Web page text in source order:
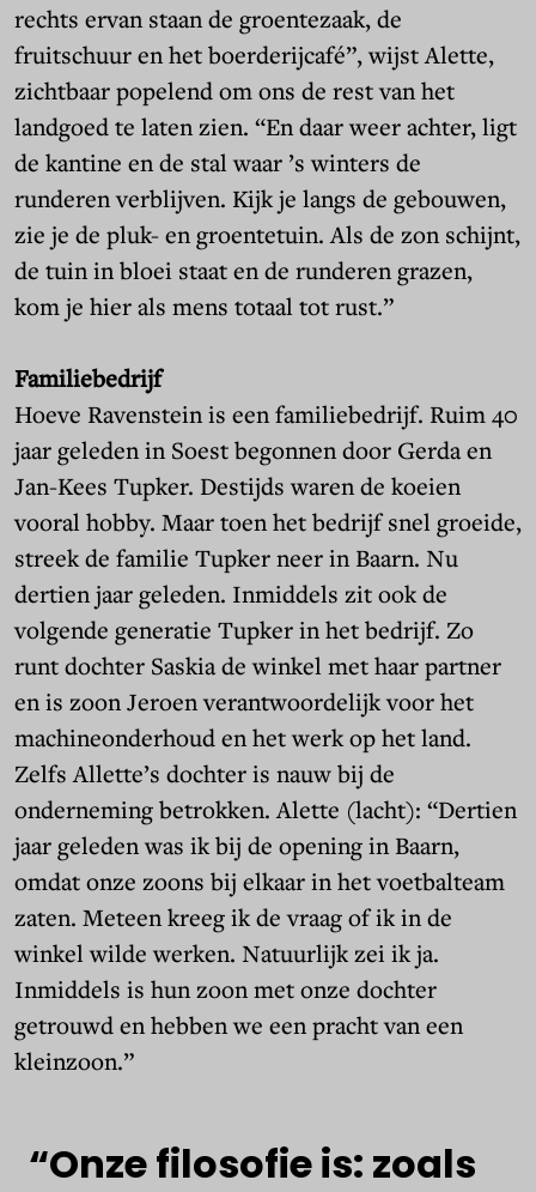
rechts ervan staan de groentezaak, de
fruitschuur en het boerderijcafé”, wijst Alette,
zichtbaar popelend om ons de rest van het
landgoed te laten zien. “En daar weer achter, ligt
de kantine en de stal waar ’s winters de
runderen verblijven. Kijk je langs de gebouwen,
zie je de pluk- en groentetuin. Als de zon schijnt,
de tuin in bloei staat en de runderen grazen,
kom je hier als mens totaal tot rust.”
Familiebedrijf
Hoeve Ravenstein is een familiebedrijf. Ruim 40
jaar geleden in Soest begonnen door Gerda en
Jan-Kees Tupker. Destijds waren de koeien
vooral hobby. Maar toen het bedrijf snel groeide,
streek de familie Tupker neer in Baarn. Nu
dertien jaar geleden. Inmiddels zit ook de
volgende generatie Tupker in het bedrijf. Zo
runt dochter Saskia de winkel met haar partner
en is zoon Jeroen verantwoordelijk voor het
machineonderhoud en het werk op het land.
Zelfs Allette’s dochter is nauw bij de
onderneming betrokken. Alette (lacht): “Dertien
jaar geleden was ik bij de opening in Baarn,
omdat onze zoons bij elkaar in het voetbalteam
zaten. Meteen kreeg ik de vraag of ik in de
winkel wilde werken. Natuurlijk zei ik ja.
Inmiddels is hun zoon met onze dochter
getrouwd en hebben we een pracht van een
kleinzoon.”
“Onzefilosofieis: zoals